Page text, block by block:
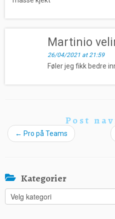
Martinio
26/04/2021 at 21:59
Føler jeg fikk bedre
Post
← Pro på Teams
Kategorier
Kategorier